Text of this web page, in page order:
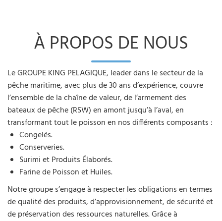
À PROPOS DE NOUS
Le GROUPE KING PELAGIQUE, leader dans le secteur de la
pêche maritime, avec plus de 30 ans d’expérience, couvre
l’ensemble de la chaîne de valeur, de l’armement des
bateaux de pêche (RSW) en amont jusqu’à l’aval, en
transformant tout le poisson en nos différents composants :
Congelés.
Conserveries.
Surimi et Produits Élaborés.
Farine de Poisson et Huiles.
Notre groupe s’engage à respecter les obligations en termes
de qualité des produits, d’approvisionnement, de sécurité et
de préservation des ressources naturelles. Grâce à